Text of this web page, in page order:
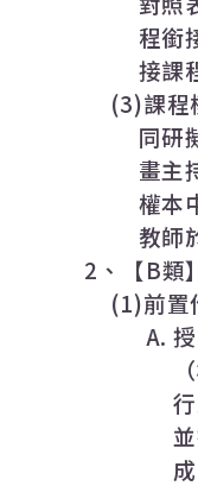
程銜
接課
(3)課程
同研
畫主
權本
教師
2 、【B類
(1)前置
A.